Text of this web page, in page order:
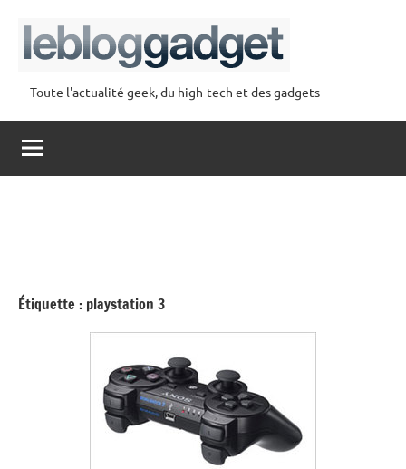
contenu
lebloggadget
Toute l'actualité geek, du high-tech et des gadgets
Étiquette : playstation 3